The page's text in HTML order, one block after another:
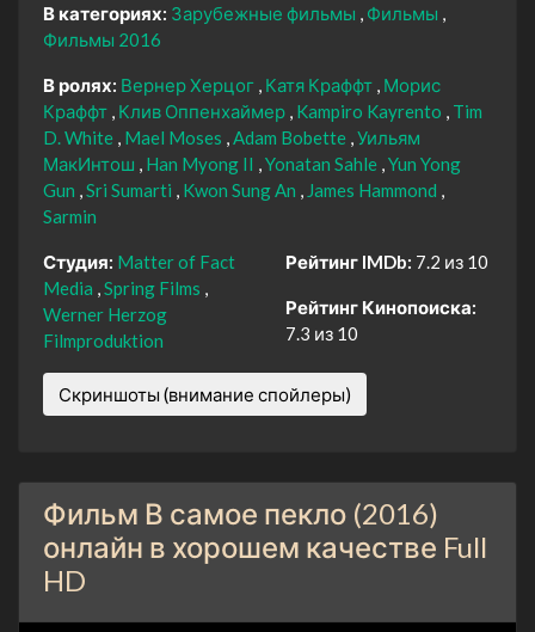
В категориях: Зарубежные фильмы
Фильмы
Фильмы 2016
В ролях: Вернер Херцог Катя Краффт Морис
Краффт Клив Оппенхаймер Kampiro Kayrento
Tim
D. White Mael Moses Adam Bobette Уильям
МакИнтош
Han Myong II Yonatan Sahle Yun Yong
Gun Sri Sumarti Kwon Sung An
James Hammond
Sarmin
Студия: Matter of Fact
Media Spring Films
Werner Herzog
Filmproduktion
Рейтинг IMDb: 7.2 из 10
Рейтинг Кинопоиска:
7.3 из 10
Скриншоты (внимание спойлеры)
Фильм В самое пекло (2016)
онлайн в хорошем качестве Full
HD